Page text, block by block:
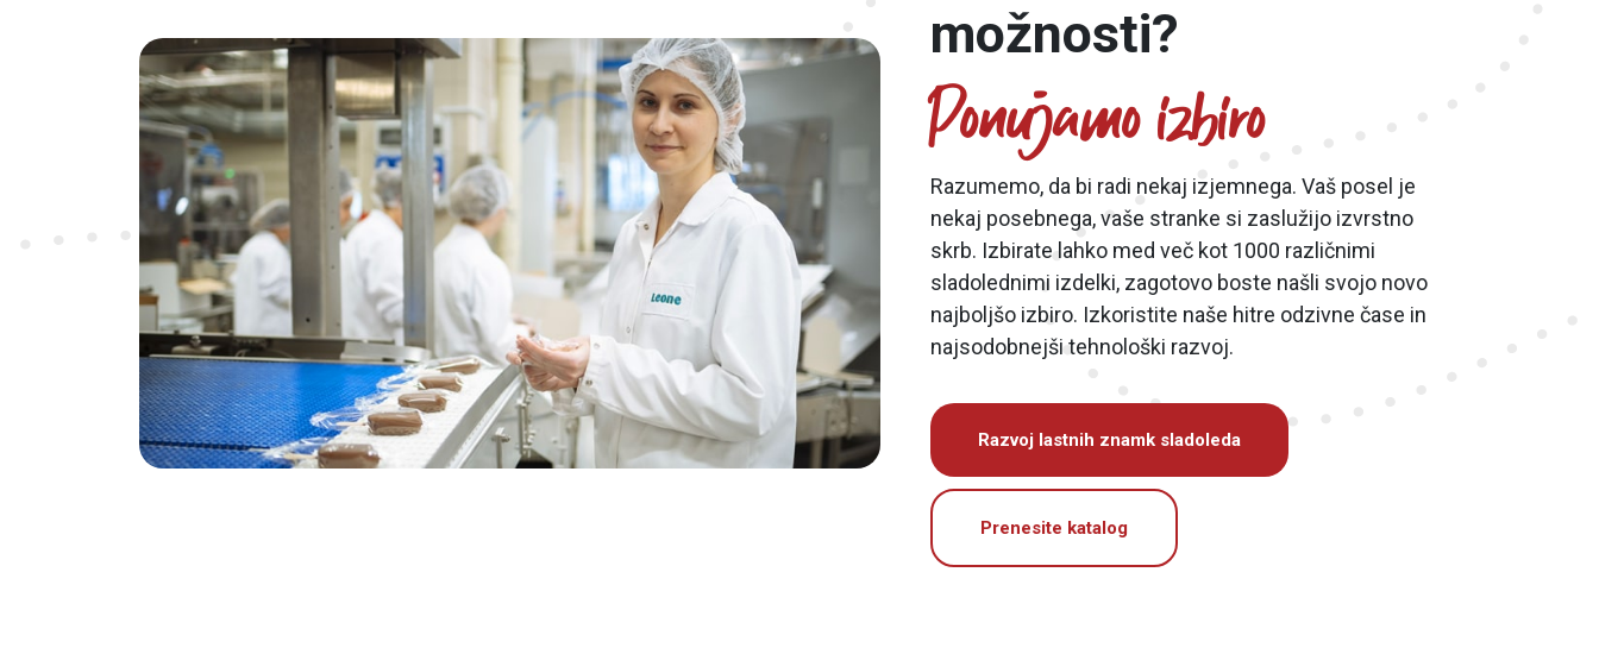
možnosti?
Ponujamo izbiro
Razumemo, da bi radi nekaj izjemnega. Vaš posel je
nekaj posebnega, vaše stranke si zaslužijo izvrstno
skrb. Izbirate lahko med več kot 1000 različnimi
sladolednimi izdelki, zagotovo boste našli svojo novo
najboljšo izbiro. Izkoristite naše hitre odzivne čase in
najsodobnejši tehnološki razvoj.
Razvoj lastnih znamk sladoleda
Prenesite katalog